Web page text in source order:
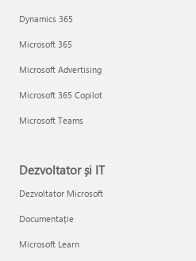
Dynamics 365
Microsoft 365
Microsoft Advertising
Microsoft 365 Copilot
Microsoft Teams
Dezvoltator și IT
Dezvoltator Microsoft
Documentație
Microsoft Learn